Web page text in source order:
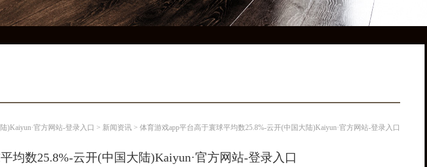
)Kaiyun·官方网站-登录入口 > 新闻资讯 > 体育游戏app平台高于寰球平均数25.8%-云开(中国大陆)Kaiyun·官方网站-登录入口
均数25.8%-云开(中国大陆)Kaiyun·官方网站-登录入口